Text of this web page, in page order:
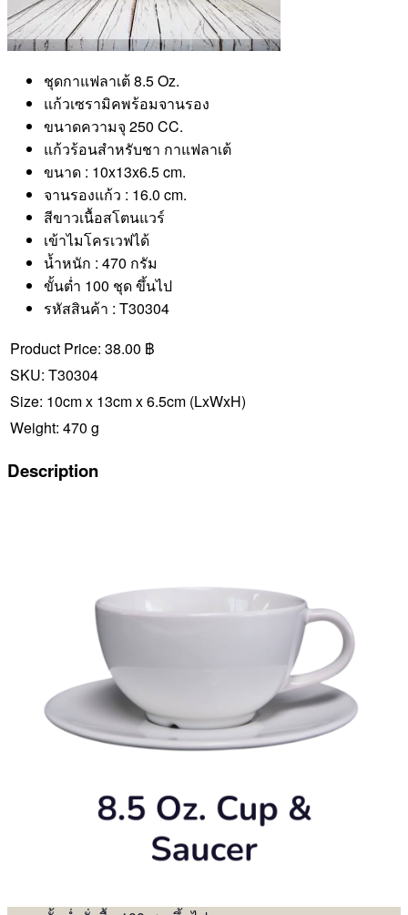
ชุดกาแฟลาเต้ 8.5 Oz.
แก้วเซรามิคพร้อมจานรอง
ขนาดความจุ 250 CC.
แก้วร้อนสำหรับชา กาแฟลาเต้
ขนาด : 10x13x6.5 cm.
จานรองแก้ว : 16.0 cm.
สีขาวเนื้อสโตนแวร์
เข้าไมโครเวฟได้
น้ำหนัก : 470 กรัม
ขั้นต่ำ 100 ชุด ขึ้นไป
รหัสสินค้า : T30304
Product Price: 38.00 ฿
SKU: T30304
Size: 10cm x 13cm x 6.5cm (LxWxH)
Weight: 470 g
Description